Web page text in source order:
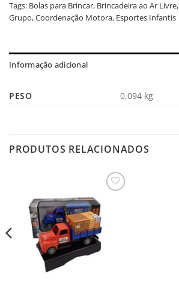
Tags: Bolas para Brincar, Brincadeira ao Ar Livre,
Grupo,Coordenação Motora, Esportes Infantis
Informação adicional
PESO 0,094 kg
PRODUTOS RELACIONADOS